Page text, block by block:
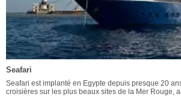
Seafari
Seafari est implanté en Egypte depuis presque 20
croisières sur les plus beaux sites de la Mer Rouge,